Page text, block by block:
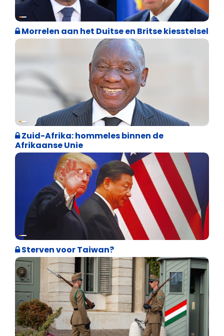
Internationale politiek
Morrelen aan het Duitse en Britse kiesstelsel
Weekblad 't Pallieterke
Zuid-Afrika: hommeles binnen de
Afrikaanse Unie
Weekblad 't Pallieterke
Sterven voor Taiwan?